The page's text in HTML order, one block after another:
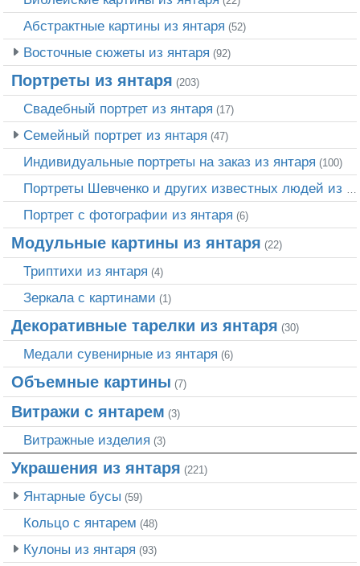
Абстрактные картины из янтаря (52)
Восточные сюжеты из янтаря (92)
Портреты из янтаря (203)
Свадебный портрет из янтаря (17)
Семейный портрет из янтаря (47)
Индивидуальные портреты на заказ из янтаря (100)
Портрет c фотографии из янтаря (6)
Модульные картины из янтаря (22)
Триптихи из янтаря (4)
Зеркала с картинами (1)
Декоративные тарелки из янтаря (30)
Медали сувенирные из янтаря (6)
Объемные картины (7)
Витражи с янтарем (3)
Витражные изделия (3)
Украшения из янтаря (221)
Янтарные бусы (59)
Кольцо с янтарем (48)
Кулоны из янтаря (93)